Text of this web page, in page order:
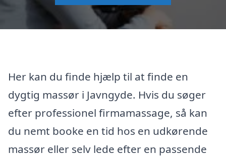
Her kan du finde hjælp til at finde en
dygtig massør i Javngyde. Hvis du søger
efter professionel firmamassage, så kan
du nemt booke en tid hos en udkørende
massør eller selv lede efter en passende